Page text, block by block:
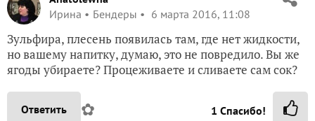
Ирина
Бендеры 6 марта 2016, 11:08
Зульфира, плесень появилась там, где нет жидкости,
но вашему напитку, думаю, это не повредило. Вы же
ягоды убираете? Процеживаете и сливаете сам сок?
Ответить ✿ 1 Спасибо!